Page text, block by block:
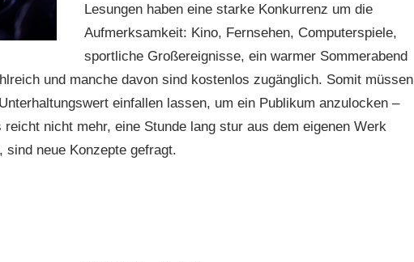
Lesungen haben eine starke Konkurrenz um die
Aufmerksamkeit: Kino, Fernsehen, Computerspiele,
sportliche Großereignisse, ein warmer Sommerabend
und manche davon sind kostenlos zugänglich. Somit müssen
einfallen lassen, um ein Publikum anzulocken –
nicht mehr, eine Stunde lang stur aus dem eigenen Werk
neue Konzepte gefragt.